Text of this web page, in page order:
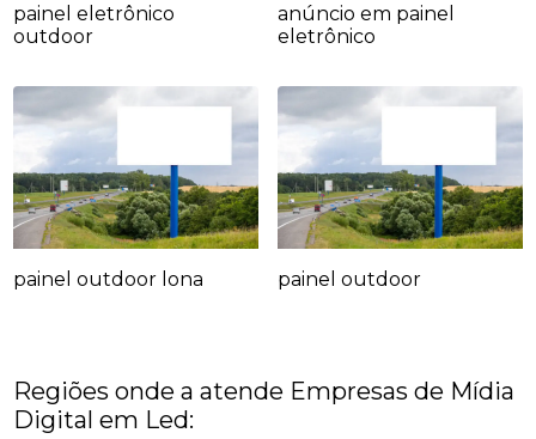
painel eletrônico
outdoor
anúncio em painel
eletrônico
painel outdoor lona painel outdoor
Regiões onde a atende Empresas de Mídia
Digital em Led: